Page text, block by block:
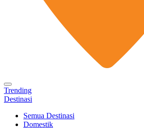
Trending
Destinasi
Semua Destinasi
Domestik